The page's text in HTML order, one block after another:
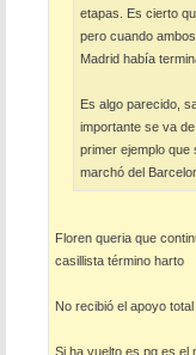
etapas. Es cierto
pero cuando
Madrid había
Es algo parecido,
importante se va
primer ejemplo que
marchó del
Floren queria que
casillista término harto
No recibió el apoyo
Si ha vuelto es pq es el